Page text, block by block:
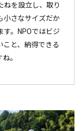
ねを設立し、取り
小さなサイズだか
す。NPOではビジ
こと、納得できる
。